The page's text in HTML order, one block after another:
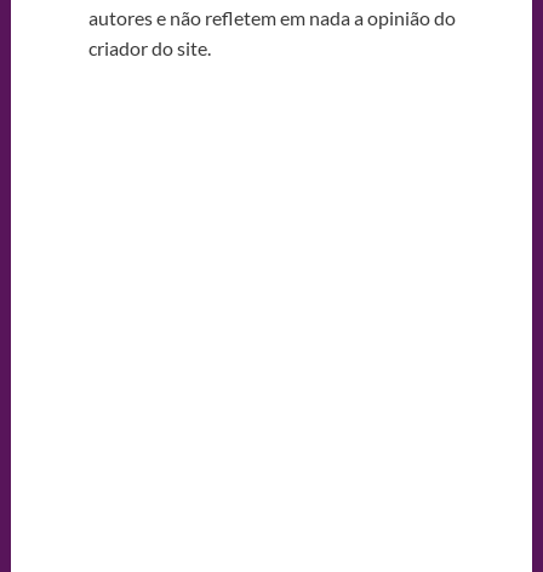
autores e não refletem em nada a opinião do
criador do site.